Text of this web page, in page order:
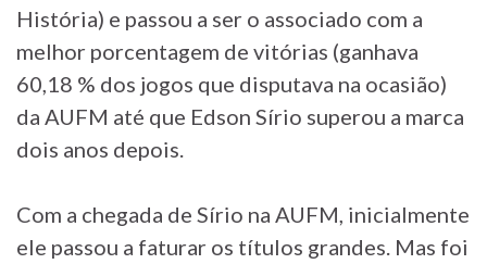
História) e passou a ser o associado com a
melhor porcentagem de vitórias (ganhava
60,18 % dos jogos que disputava na ocasião)
da AUFM até que Edson Sírio superou a marca
dois anos depois.
Com a chegada de Sírio na AUFM, inicialmente
ele passou a faturar os títulos grandes. Mas foi